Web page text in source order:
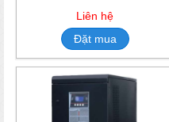
Liên hệ
Đặt mua